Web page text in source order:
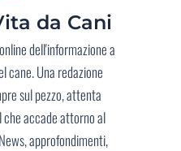
da Cani
dell'informazione a
cane. Una redazione
sul pezzo, attenta
accade attorno al
approfondimenti,